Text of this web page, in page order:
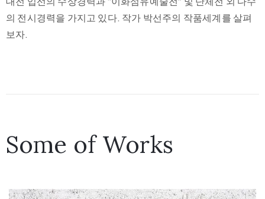
의 전시경력을 가지고 있다. 작가 박선주의 작품세계를 살펴
보자.
Some of Works